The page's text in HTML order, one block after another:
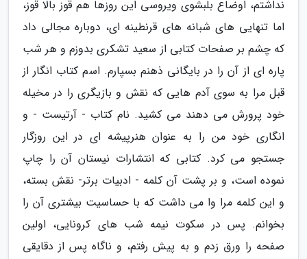
نداشتم، اوضاع بلبشوی ویروسی این روزها هم قوز بالا قوز،
اما تنهایی های شبانه های قرنطینه ای، دوباره مجالی داد
که چشم بر صفحات کتابی از سعید تشکری بدوزم و هر شب
پاره ای از آن را در بایگانی ذهنم بسپارم. اسم کتاب انگار از
قبل مرا به سوی آدم هایی که نقش و بازیگری را در مخیله
خود پرورش می دهند می کشید. نام کتاب - آرتیست - و
انگاری خود من را به عنوان هنرپیشه ای در این روزگار
جستجو می کرد. کتابی که انتشارات نیستان آن را چاپ
نموده است، و بر پشت آن کلمه - ادبیات برتر- نقش بسته،
و این کلمه مرا وا می داشت که با حساسیت بیشتری آن را
بخوانم. پس در سکوت نیمه شب های کرونایی، اولین
صفحه را ورق زدم و به پیش رفتم، و ناگاه پس از دقایقی